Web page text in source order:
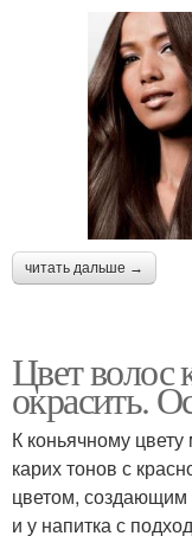
читать дальше →
Цвет волос
окрасить.
К коньячному
карих тонов с
цветом, создающим
и у напитка с